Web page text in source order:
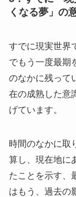
くなる夢」の
すでに現実世界
でもう一度最期
のなかに残って
在の成熟した意
げています。
時間のなかに取
算し、現在地に
たことを示す、
はもう、過去の